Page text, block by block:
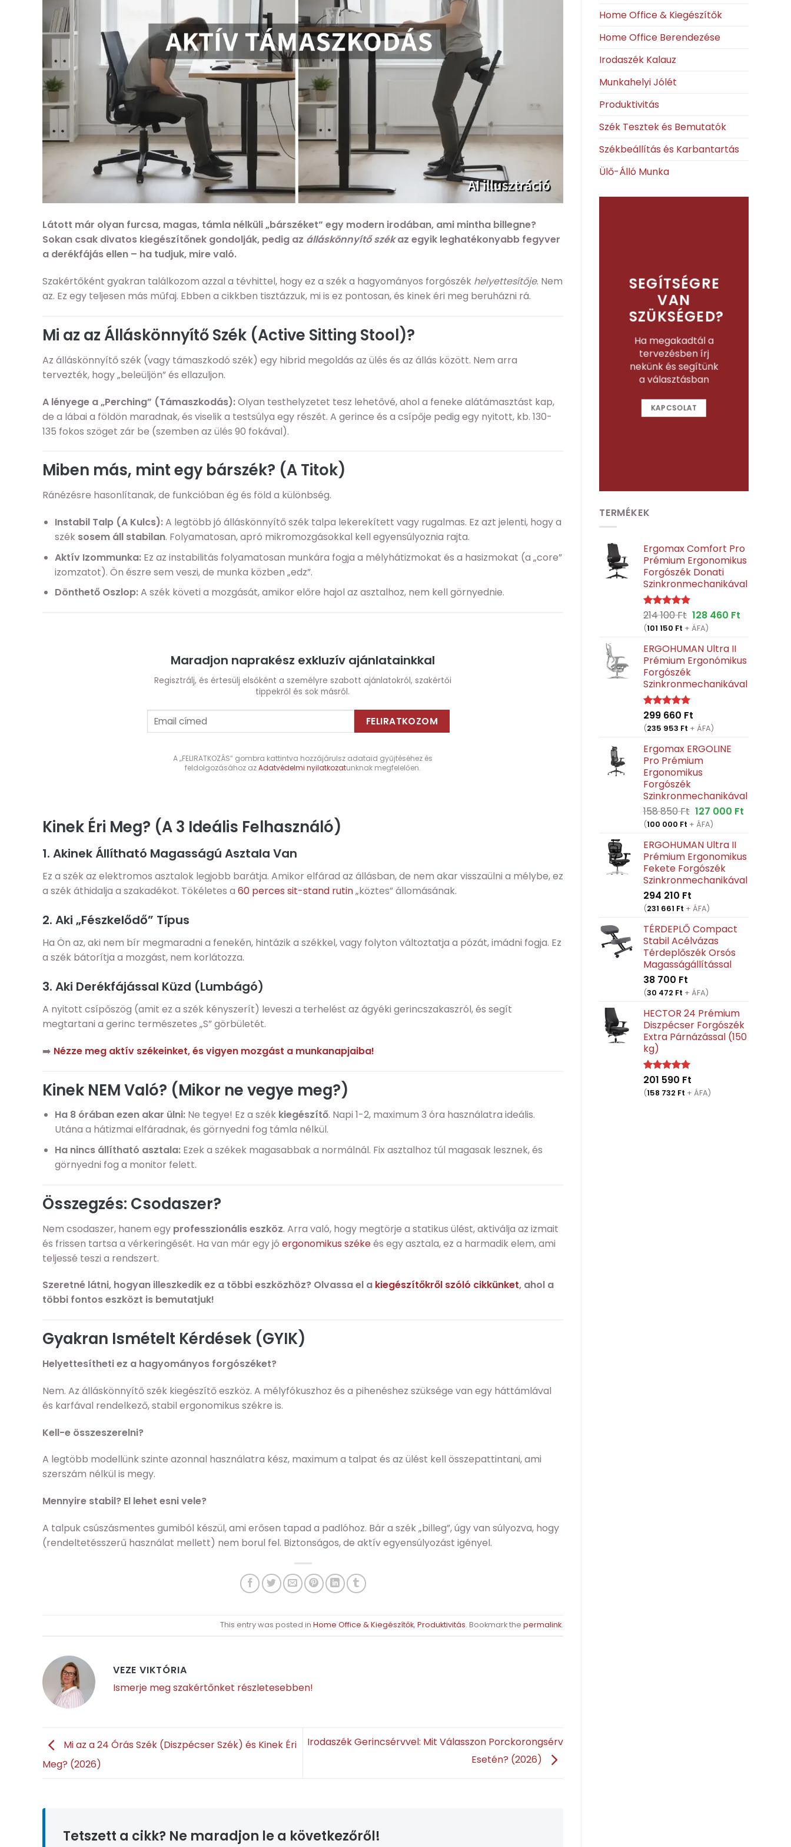
Látott már olyan furcsa, magas, támla nélküli „bárszéket” egy modern irodában, ami mintha billegne?
Sokan csak divatos kiegészítőnek gondolják, pedig az álláskönnyítő székaz egyik leghatékonyabb fegyver
a derékfájás ellen – ha tudjuk, mire való.
Szakértőként gyakran találkozom azzal a tévhittel, hogy ez a szék a hagyományos forgószék helyettesítője. Nem
az. Ez egy teljesen más műfaj. Ebben a cikkben tisztázzuk, mi is ez pontosan, és kinek éri meg beruházni rá.
Mi az az Álláskönnyítő Szék (Active Sitting Stool)?
Az álláskönnyítő szék (vagy támaszkodó szék) egy hibrid megoldás az ülés és az állás között. Nem arra
tervezték, hogy „beleüljön” és ellazuljon.
A lényege a „Perching” (Támaszkodás):Olyan testhelyzetet tesz lehetővé, ahol a feneke alátámasztást kap,
de a lábai a földön maradnak, és viselik a testsúlya egy részét. A gerince és a csípője pedig egy nyitott, kb. 130-
135 fokos szöget zár be (szemben az ülés 90 fokával).
Miben más, mint egy bárszék? (A Titok)
Ránézésre hasonlítanak, de funkcióban ég és föld a különbség.
Instabil Talp (A Kulcs):A legtöbb jó álláskönnyítő szék talpa lekerekített vagy rugalmas. Ez azt jelenti, hogy a
szék sosem áll stabilan. Folyamatosan, apró mikromozgásokkal kell egyensúlyoznia rajta.
Aktív Izommunka:Ez az instabilitás folyamatosan munkára fogja a mélyhátizmokat és a hasizmokat (a „core”
izomzatot). Ön észre sem veszi, de munka közben „edz”.
Dönthető Oszlop:A szék követi a mozgását, amikor előre hajol az asztalhoz, nem kell görnyednie.
Maradjon naprakész exkluzív ajánlatainkkal
Regisztrálj, és értesülj elsőként a személyre szabott ajánlatokról, szakértői
tippekről és sok másról.
A „FELIRATKOZÁS” gombra kattintva hozzájárulsz adataid gyűjtéséhez és
feldolgozásához azAdatvédelmi nyilatkozatunknak megfelelően.
Kinek Éri Meg? (A 3 Ideális Felhasználó)
1. Akinek Állítható Magasságú Asztala Van
Ez a szék az elektromos asztalok legjobb barátja. Amikor elfárad az állásban, de nem akar visszaülni a mélybe, ez
a szék áthidalja a szakadékot. Tökéletes a 60 perces sit-stand rutin„köztes” állomásának.
2. Aki „Fészkelődő” Típus
Ha Ön az, aki nem bír megmaradni a fenekén, hintázik a székkel, vagy folyton változtatja a pózát, imádni fogja. Ez
a szék bátorítja a mozgást, nem korlátozza.
3. Aki Derékfájással Küzd (Lumbágó)
A nyitott csípőszög (amit ez a szék kényszerít) leveszi a terhelést az ágyéki gerincszakaszról, és segít
megtartani a gerinc természetes „S” görbületét.
➡️ Nézze meg aktív székeinket, és vigyen mozgást a munkanapjaiba!
Kinek NEM Való? (Mikor ne vegye meg?)
Ha 8 órában ezen akar ülni:Ne tegye! Ez a szék kiegészítő. Napi 1-2, maximum 3 óra használatra ideális.
Utána a hátizmai elfáradnak, és görnyedni fog támla nélkül.
Ha nincs állítható asztala:Ezek a székek magasabbak a normálnál. Fix asztalhoz túl magasak lesznek, és
görnyedni fog a monitor felett.
Összegzés: Csodaszer?
Nem csodaszer, hanem egy professzionális eszköz. Arra való, hogy megtörje a statikus ülést, aktiválja az izmait
és frissen tartsa a vérkeringését. Ha van már egy jó ergonomikus székeés egy asztala, ez a harmadik elem, ami
teljessé teszi a rendszert.
Szeretné látni, hogyan illeszkedik ez a többi eszközhöz? Olvassa el a kiegészítőkről szóló cikkünket, ahol a
többi fontos eszközt is bemutatjuk!
Gyakran Ismételt Kérdések (GYIK)
Helyettesítheti ez a hagyományos forgószéket?
Nem. Az álláskönnyítő szék kiegészítő eszköz. A mélyfókuszhoz és a pihenéshez szüksége van egy háttámlával
és karfával rendelkező, stabil ergonomikus székre is.
Kell-e összeszerelni?
A legtöbb modellünk szinte azonnal használatra kész, maximum a talpat és az ülést kell összepattintani, ami
szerszám nélkül is megy.
Mennyire stabil? El lehet esni vele?
A talpuk csúszásmentes gumiból készül, ami erősen tapad a padlóhoz. Bár a szék „billeg”, úgy van súlyozva, hogy
(rendeltetésszerű használat mellett) nem borul fel. Biztonságos, de aktív egyensúlyozást igényel.
This entry was posted in Home Office & Kiegészítők, Produktivitás. Bookmark the permalink.
VEZE VIKTÓRIA
Ismerje meg szakértőnket részletesebben!
Mi az a 24 Órás Szék (Diszpécser Szék) és Kinek Éri
Meg? (2026)
Irodaszék Gerincsérvvel: Mit Válasszon Porckorongsérv
Esetén? (2026)
Tetszett a cikk? Ne maradjon le a következőről!
Home Office & Kiegészítők
Home Office Berendezése
Irodaszék Kalauz
Munkahelyi Jólét
Produktivitás
Szék Tesztek és Bemutatók
Székbeállítás és Karbantartás
Ülő-Álló Munka
SEGÍTSÉGRE
VAN
SZÜKSÉGED?
Ha megakadtál a
tervezésben írj
nekünk és segítünk
a választásban
KAPCSOLAT
TERMÉKEK
Ergomax Comfort Pro
Prémium Ergonomikus
Forgószék Donati
Szinkronmechanikával
Értékelés:
5.00
214 100Ft Original
price
214
100 Ft.
128 460 FtCurrent
460 Ft.
(101 150 Ft + ÁFA)
ERGOHUMAN Ultra II
Prémium Ergonómikus
Forgószék
Szinkronmechanikával
Értékelés:
5.00
299 660 Ft
(235 953 Ft + ÁFA)
Ergomax ERGOLINE
Pro Prémium
Ergonomikus
Forgószék
Szinkronmechanikával
158 850Ft Original
price
158
850 Ft.
127 000 FtCurrent
000 Ft.
(100 000 Ft + ÁFA)
ERGOHUMAN Ultra II
Prémium Ergonomikus
Fekete Forgószék
Szinkronmechanikával
294 210 Ft
(231 661 Ft + ÁFA)
TÉRDEPLŐ Compact
Stabil Acélvázas
Térdeplőszék Orsós
Magasságállítással
38 700 Ft
(30 472 Ft + ÁFA)
HECTOR 24 Prémium
Diszpécser Forgószék
Extra Párnázással (150
kg)
Értékelés:
5.00
201 590 Ft
(158 732 Ft + ÁFA)